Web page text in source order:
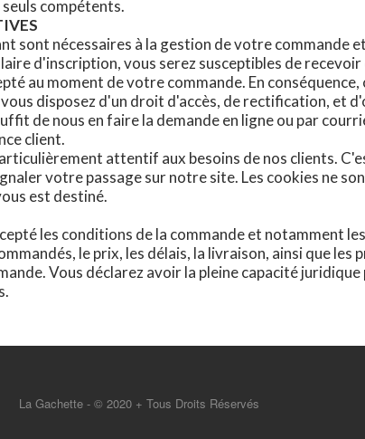
compétents.
sont nécessaires à la gestion de votre commande
d'inscription, vous serez susceptibles de
au moment de votre commande. En
disposez d'un droit d'accès, de rectification, et
de nous en faire la demande en ligne ou par
client.
attentif aux besoins de nos clients.
votre passage sur notre site. Les cookies ne
est destiné.
les conditions de la commande et notamment
le prix, les délais, la livraison, ainsi que les
Vous déclarez avoir la pleine capacité
La Gachette - © 2020 + Tous Droits Réservés